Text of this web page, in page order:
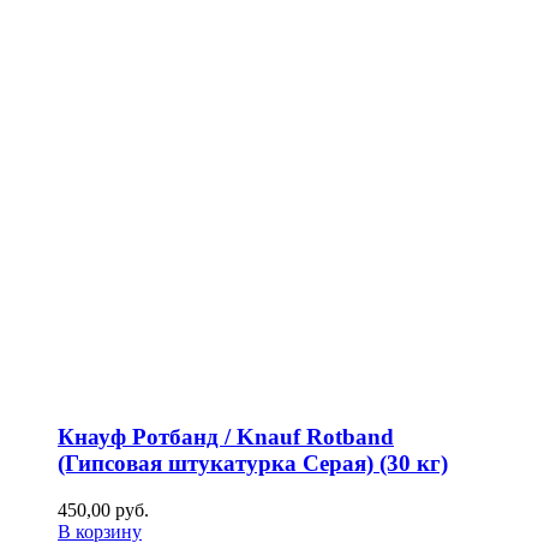
Кнауф Ротбанд / Knauf Rotband
(Гипсовая штукатурка Серая) (30 кг)
450,00 руб.
В корзину